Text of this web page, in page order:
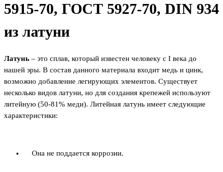
5915-70, ГОСТ 5927-70, DIN 934
из латуни
Латунь – это сплав, который известен человеку с I века до
нашей эры. В состав данного материала входит медь и цинк,
возможно добавление легирующих элементов. Существует
несколько видов латуни, но для создания крепежей используют
литейную (50-81% меди). Литейная латунь имеет следующие
характеристики:
Она не поддается коррозии.